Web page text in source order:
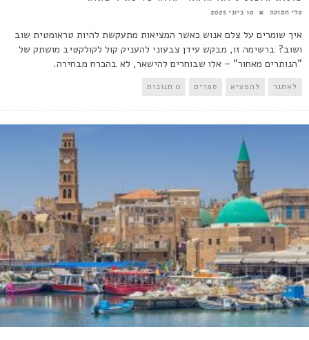
טלי חתוקה 10 ביוני 2025
איך שומרים על צלם אנוש כאשר המציאות מתעקשת להיות טראומטית שוב
ושוב? ברשימה זו, מבקש עידן צבעוני להעניק קול לקולקטיב מושתק של
"הנותרים מאחור" – אלו שבוחרים להישאר, לא בהכרח מבחירה.
לאתגר להמציא ספרים 0 תגובות